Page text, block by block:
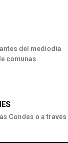
del mediodía
comunas
Condes o a través